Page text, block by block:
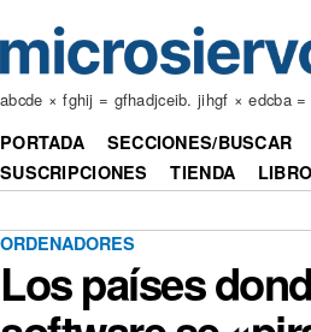
abcde × fghij = gfhadjceib. jihgf × edcba =
PORTADA SECCIONES/BUSCAR
SUSCRIPCIONES
TIENDA LIBRO
ORDENADORES
Los países